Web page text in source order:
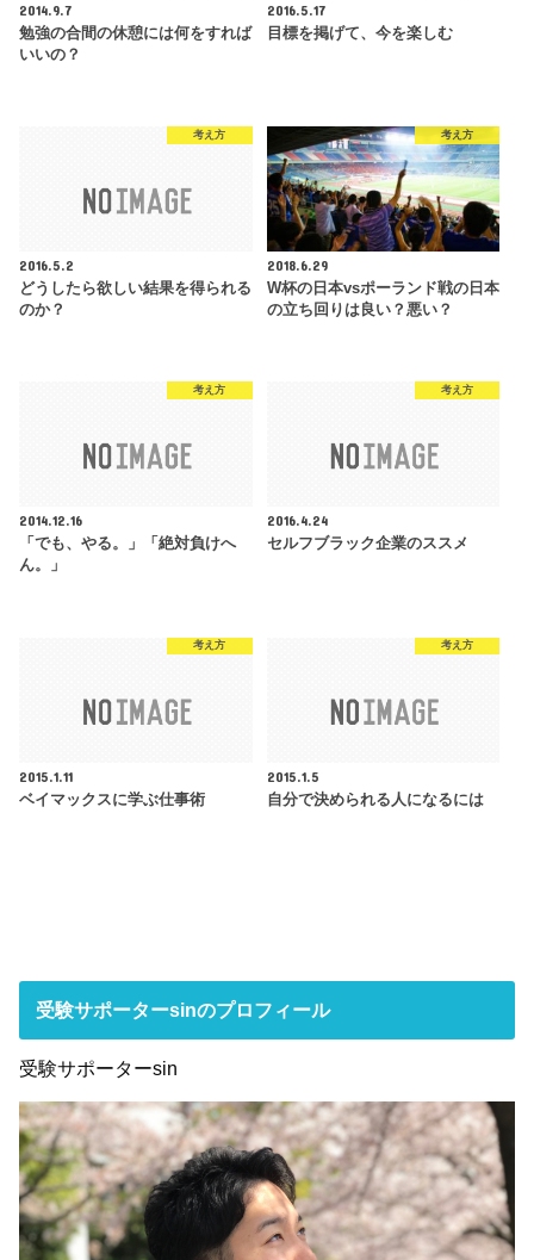
2014.9.7
勉強の合間の休憩には何をすれば
いいの？
2016.5.17
目標を掲げて、今を楽しむ
考え方
2016.5.2
どうしたら欲しい結果を得られる
のか？
考え方
2018.6.29
W杯の日本vsポーランド戦の日本
の立ち回りは良い？悪い？
考え方
2014.12.16
「でも、やる。」「絶対負けへ
ん。」
考え方
2016.4.24
セルフブラック企業のススメ
考え方
2015.1.11
ベイマックスに学ぶ仕事術
考え方
2015.1.5
自分で決められる人になるには
受験サポーターsinのプロフィール
受験サポーターsin